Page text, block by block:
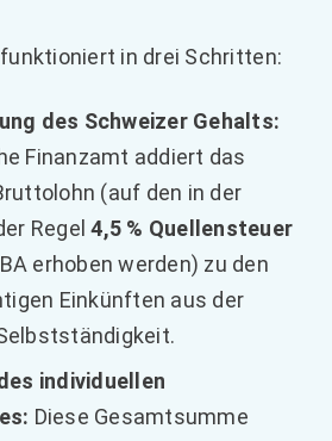
in drei Schritten:
des Schweizer Gehalts:
Finanzamt addiert das
(auf den in der
Regel4,5 % Quellensteuer
erhoben werden) zu den
Einkünften aus der
individuellen
Diese Gesamtsumme